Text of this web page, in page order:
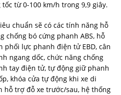
từ 0-100 km/h trong 9,9 giây.
chuẩn sẽ có các tính năng hỗ
chống bó cứng phanh ABS, hỗ
phối lực phanh điện tử EBD, cân
ngang dốc, chức năng chống
tay điện tử, tự động giữ phanh
khóa cửa tự động khi xe di
hỗ trợ đỗ xe trước/sau, hệ thống